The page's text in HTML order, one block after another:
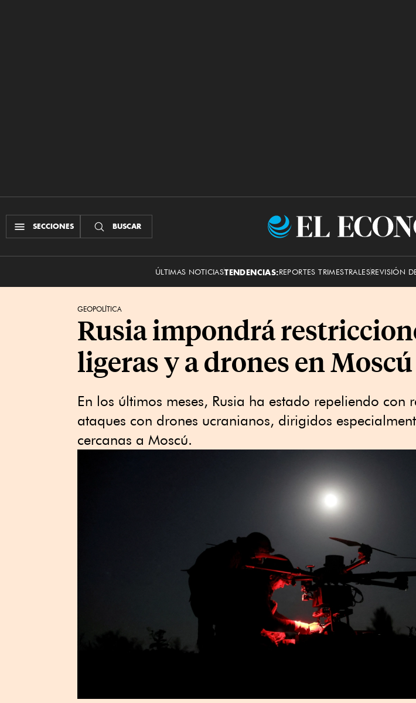
SECCIONES BUSCAR
El
ÚLTIMAS NOTICIASTENDENCIAS:REPORTES TRIMESTRALESREVISIÓN
GEOPOLÍTICA
Rusia impondrá
ligeras y a drones en
En los últimos meses, Rusia ha estado repeliendo con
ataques con drones ucranianos, dirigidos
cercanas a Moscú.